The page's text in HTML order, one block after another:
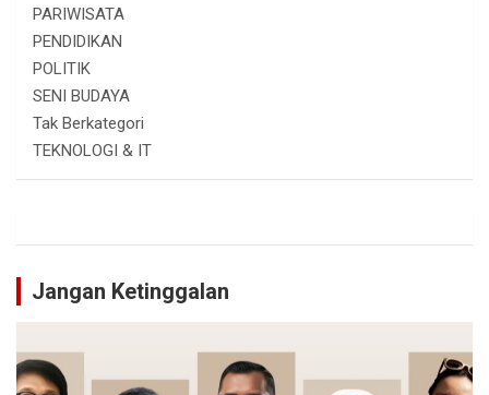
PARIWISATA
PENDIDIKAN
POLITIK
SENI BUDAYA
Tak Berkategori
TEKNOLOGI & IT
Jangan Ketinggalan